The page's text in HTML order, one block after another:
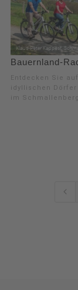
Bauernland-
Entdecken Sie
idyllischen Dörfer
im